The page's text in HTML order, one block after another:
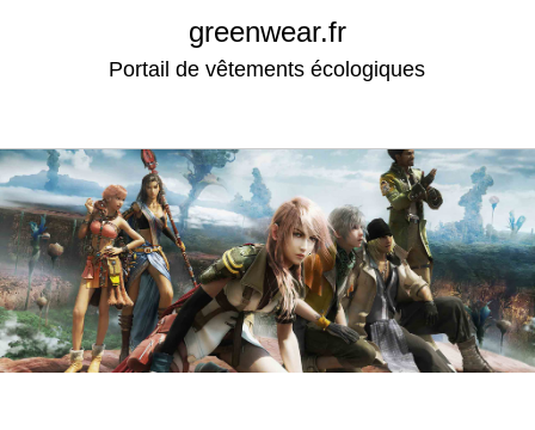
greenwear.fr
Portail de vêtements écologiques